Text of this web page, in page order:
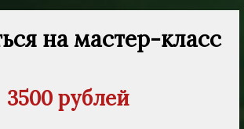
на мастер-класс
3500 рублей